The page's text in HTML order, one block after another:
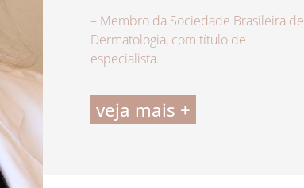
– Membro da Sociedade Brasileira de
Dermatologia, com título de
especialista.
veja mais +